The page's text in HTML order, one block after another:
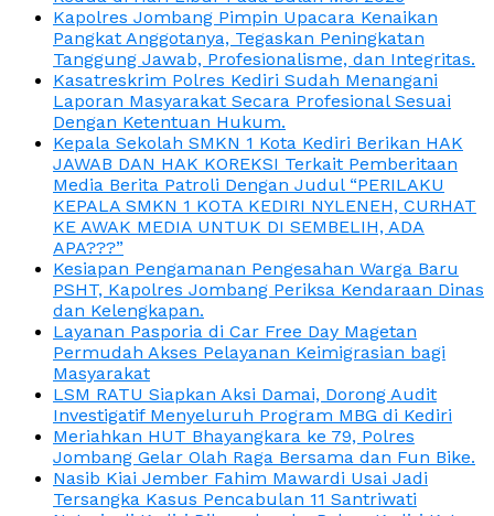
Kapolres Jombang Pimpin Upacara Kenaikan
Pangkat Anggotanya, Tegaskan Peningkatan
Tanggung Jawab, Profesionalisme, dan Integritas.
Kasatreskrim Polres Kediri Sudah Menangani
Laporan Masyarakat Secara Profesional Sesuai
Dengan Ketentuan Hukum.
Kepala Sekolah SMKN 1 Kota Kediri Berikan HAK
JAWAB DAN HAK KOREKSI Terkait Pemberitaan
Media Berita Patroli Dengan Judul “PERILAKU
KEPALA SMKN 1 KOTA KEDIRI NYLENEH, CURHAT
KE AWAK MEDIA UNTUK DI SEMBELIH, ADA
APA???”
Kesiapan Pengamanan Pengesahan Warga Baru
PSHT, Kapolres Jombang Periksa Kendaraan Dinas
dan Kelengkapan.
Layanan Pasporia di Car Free Day Magetan
Permudah Akses Pelayanan Keimigrasian bagi
Masyarakat
LSM RATU Siapkan Aksi Damai, Dorong Audit
Investigatif Menyeluruh Program MBG di Kediri
Meriahkan HUT Bhayangkara ke 79, Polres
Jombang Gelar Olah Raga Bersama dan Fun Bike.
Nasib Kiai Jember Fahim Mawardi Usai Jadi
Tersangka Kasus Pencabulan 11 Santriwati